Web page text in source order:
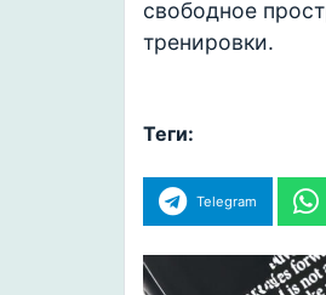
свободное
тренировки.
Теги:
Telegram